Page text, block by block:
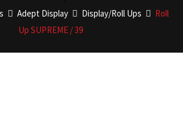
Adept Display Display/Roll Ups
Roll
Up SUPREME / 39